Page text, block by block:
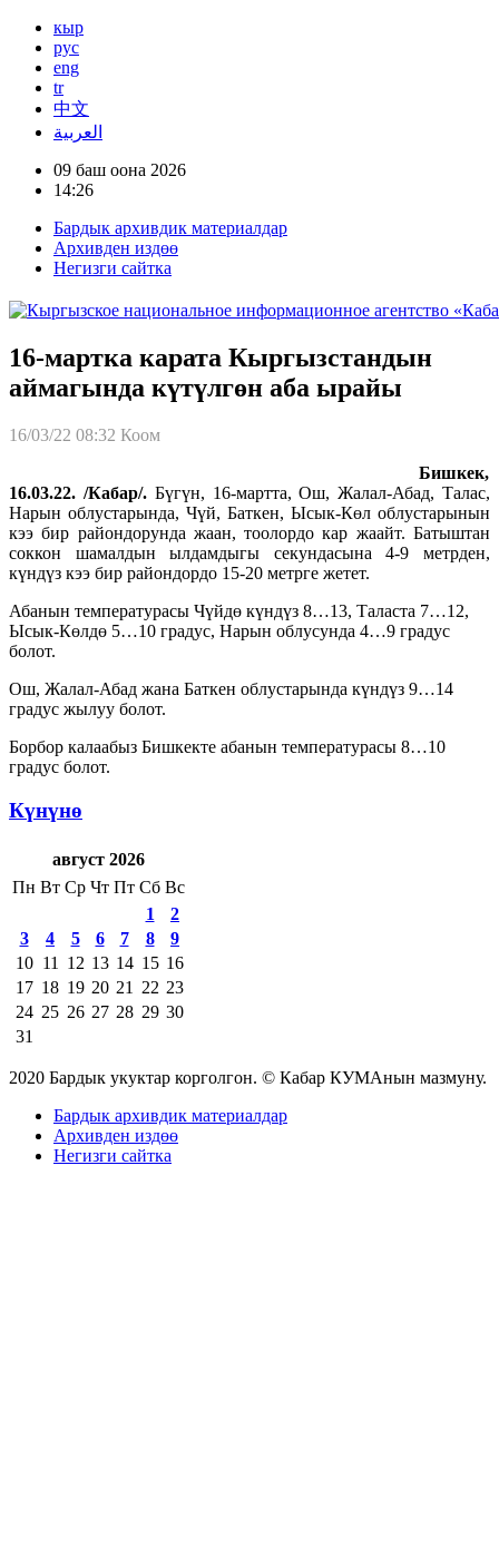
кыр
рус
eng
tr
中文
العربية
09 баш оона 2026
14:26
Бардык архивдик материалдар
Архивден издөө
Негизги сайтка
16-мартка карата Кыргызстандын
аймагында күтүлгөн аба ырайы
16/03/22 08:32 Коом
Бишкек,
16.03.22. /Кабар/.Бүгүн, 16-мартта, Ош, Жалал-Абад, Талас,
Нарын облустарында, Чүй, Баткен, Ысык-Көл облустарынын
кээ бир райондорунда жаан, тоолордо кар жаайт. Батыштан
соккон шамалдын ылдамдыгы секундасына 4-9 метрден,
күндүз кээ бир райондордо 15-20 метрге жетет.
Абанын температурасы Чүйдө күндүз 8…13, Таласта 7…12,
Ысык-Көлдө 5…10 градус, Нарын облусунда 4…9 градус
болот.
Ош, Жалал-Абад жана Баткен облустарында күндүз 9…14
градус жылуу болот.
Борбор калаабыз Бишкекте абанын температурасы 8…10
градус болот.
Күнүнө
август 2026
Пн Вт Ср Чт Пт Сб Вс
1
2
3
4 5 6 7 8
9
10 11 12 13 14 15 16
17 18 19 20 21 22 23
24 25 26 27 28 29 30
31
2020 Бардык укуктар корголгон. © Кабар КУМАнын мазмуну.
Бардык архивдик материалдар
Архивден издөө
Негизги сайтка